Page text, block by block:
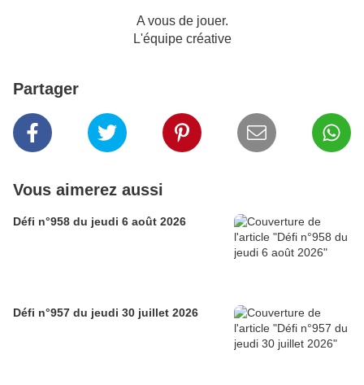
A vous de jouer.
L'équipe créative
Partager
Vous aimerez aussi
Défi n°958 du jeudi 6 août 2026
Défi n°957 du jeudi 30 juillet 2026